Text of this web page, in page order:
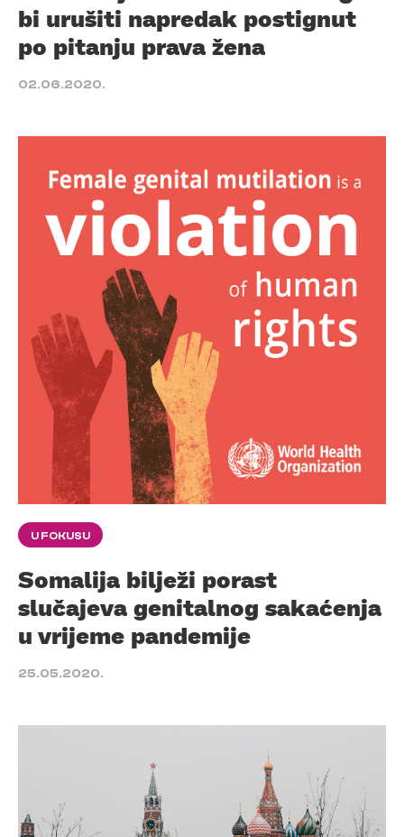
bi urušiti napredak postignut
po pitanju prava žena
02.06.2020.
U FOKUSU
Somalija bilježi porast
slučajeva genitalnog sakaćenja
u vrijeme pandemije
25.05.2020.